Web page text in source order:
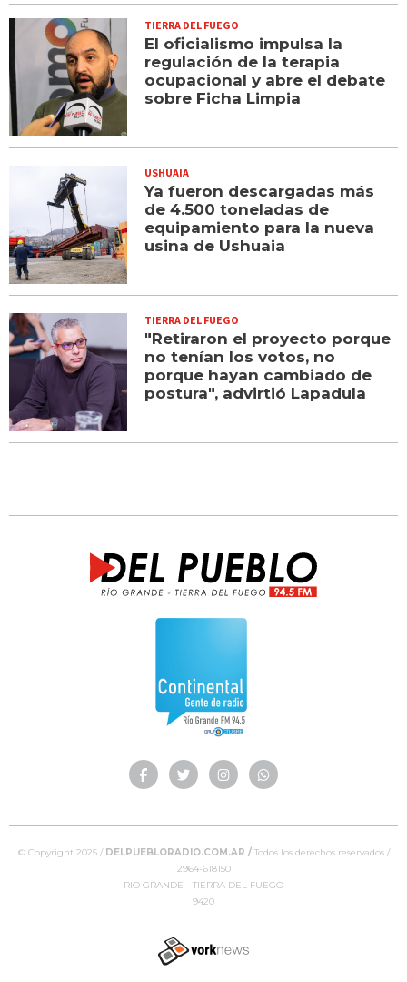
TIERRA DEL FUEGO
El oficialismo impulsa la
regulación de la terapia
ocupacional y abre el debate
sobre Ficha Limpia
USHUAIA
Ya fueron descargadas más
de 4.500 toneladas de
equipamiento para la nueva
usina de Ushuaia
TIERRA DEL FUEGO
"Retiraron el proyecto porque
no tenían los votos, no
porque hayan cambiado de
postura", advirtió Lapadula
© Copyright 2025 / DELPUEBLORADIO.COM.AR /Todos los derechos reservados /
2964-618150
RIO GRANDE - TIERRA DEL FUEGO
9420